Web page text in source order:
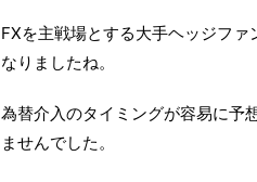
FXを主戦場とする大手ヘッジフ
なりましたね。
為替介入のタイミングが容易に予
ませんでした。